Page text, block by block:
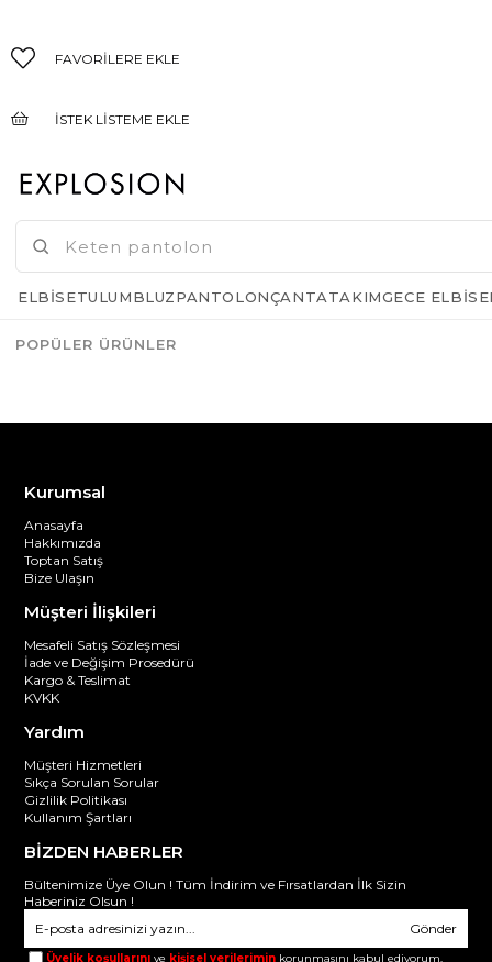
FAVORILERE EKLE
İSTEK LISTEME EKLE
Kurumsal
Anasayfa
Hakkımızda
Toptan Satış
Bize Ulaşın
Müşteri İlişkileri
Mesafeli Satış Sözleşmesi
İade ve Değişim Prosedürü
Kargo & Teslimat
KVKK
Yardım
Müşteri Hizmetleri
Sıkça Sorulan Sorular
Gizlilik Politikası
Kullanım Şartları
BİZDEN HABERLER
Bültenimize Üye Olun ! Tüm İndirim ve Fırsatlardan İlk Sizin
Haberiniz Olsun !
Gönder
Üyelik koşullarını ve kişisel verilerimin korunmasını kabul ediyorum.
ELBISETULUMBLUZPANTOLONÇANTATAKIMGECE
POPÜLER ÜRÜNLER